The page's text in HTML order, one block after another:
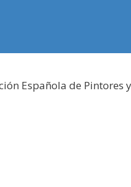
Española de Pintores y